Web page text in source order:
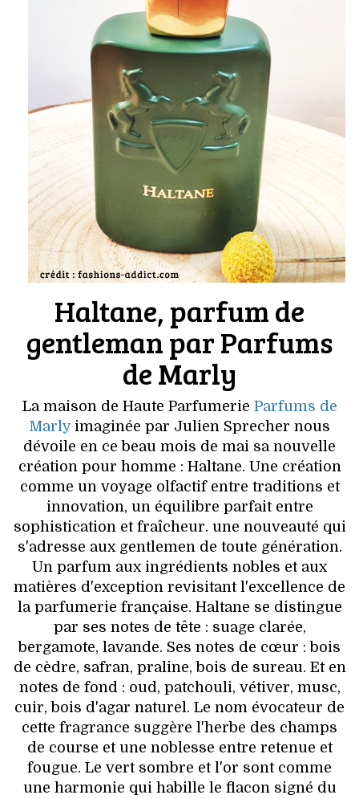
Haltane, parfum de
gentleman par Parfums
de Marly
La maison de Haute Parfumerie Parfums de
Marlyimaginée par Julien Sprecher nous
dévoile en ce beau mois de mai sa nouvelle
création pour homme : Haltane. Une création
comme un voyage olfactif entre traditions et
innovation, un équilibre parfait entre
sophistication et fraîcheur. une nouveauté qui
s'adresse aux gentlemen de toute génération.
Un parfum aux ingrédients nobles et aux
matières d'exception revisitant l'excellence de
la parfumerie française. Haltane se distingue
par ses notes de tête : suage clarée,
bergamote, lavande. Ses notes de cœur : bois
de cèdre, safran, praline, bois de sureau. Et en
notes de fond : oud, patchouli, vétiver, musc,
cuir, bois d'agar naturel. Le nom évocateur de
cette fragrance suggère l'herbe des champs
de course et une noblesse entre retenue et
fougue. Le vert sombre et l'or sont comme
une harmonie qui habille le flacon signé du